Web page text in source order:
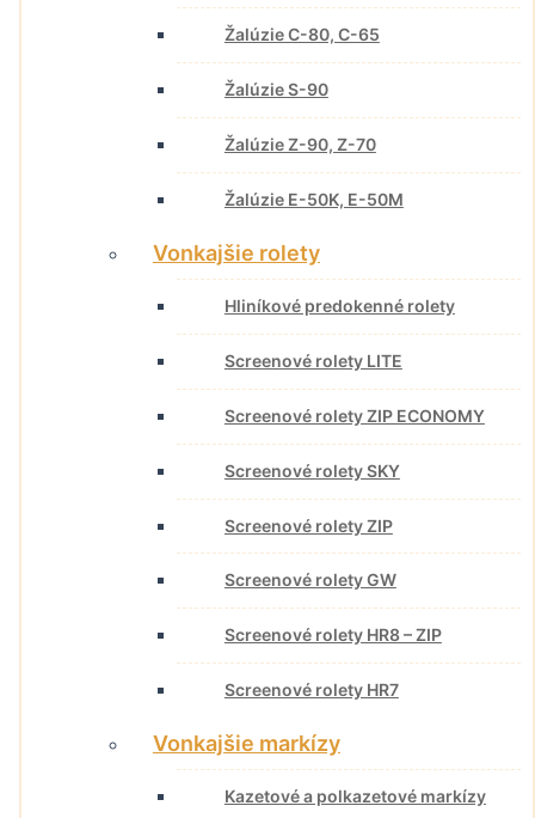
Žalúzie C-80, C-65
Žalúzie S-90
Žalúzie Z-90, Z-70
Žalúzie E-50K, E-50M
Vonkajšie rolety
Hliníkové predokenné rolety
Screenové rolety LITE
Screenové rolety ZIP ECONOMY
Screenové rolety SKY
Screenové rolety ZIP
Screenové rolety GW
Screenové rolety HR8 – ZIP
Screenové rolety HR7
Vonkajšie markízy
Kazetové a polkazetové markízy